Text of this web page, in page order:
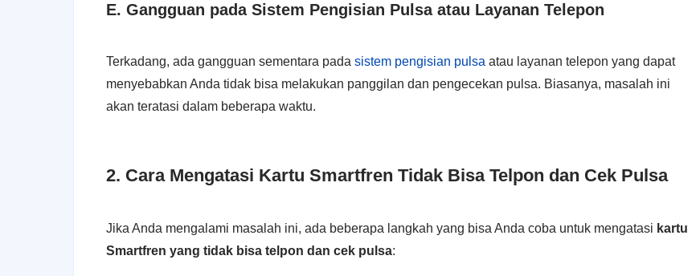
E. Gangguan pada Sistem Pengisian Pulsa atau Layanan Telepon
Terkadang, ada gangguan sementara pada sistem pengisian pulsa atau layanan telepon yang dapat
menyebabkan Anda tidak bisa melakukan panggilan dan pengecekan pulsa. Biasanya, masalah ini
akan teratasi dalam beberapa waktu.
2. Cara Mengatasi Kartu Smartfren Tidak Bisa Telpon dan Cek Pulsa
Jika Anda mengalami masalah ini, ada beberapa langkah yang bisa Anda coba untuk mengatasi kartu
Smartfren yang tidak bisa telpon dan cek pulsa: